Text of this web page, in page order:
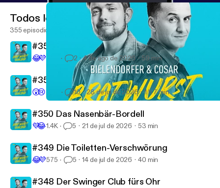
Bratwurst und Baklava - mit Özcan Cosar und Bastian
Todos los episodios
355 episodios
#352 Auf Materijajaajaaal
😂💜 2 4 de ago de 2026 59 min
#351 T wie Tollwut
😲😢 10 28 de jul de 2026 1 h 7 min
#350 Das Nasenbär-Bordell
💜😂1.4K 5 21 de jul de 2026 53 min
#349 Die Toiletten-Verschwörung
😂💜575 5 14 de jul de 2026 40 min
#348 Der Swinger Club fürs Ohr